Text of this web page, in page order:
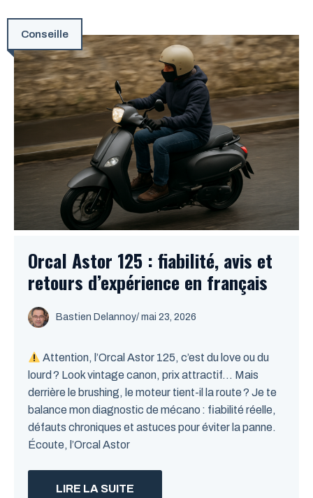
Conseille
Orcal Astor 125 : fiabilité, avis et
retours d’expérience en français
Bastien Delannoy/ mai 23, 2026
Attention, l’Orcal Astor 125, c’est du love ou du
lourd ? Look vintage canon, prix attractif… Mais
derrière le brushing, le moteur tient-il la route ? Je te
balance mon diagnostic de mécano : fiabilité réelle,
défauts chroniques et astuces pour éviter la panne.
Écoute, l’Orcal Astor
LIRE LA SUITE